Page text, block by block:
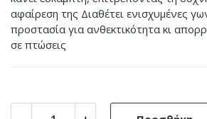
αφαίρεση της Διαθέτει ενισχυμένες
προστασία για ανθεκτικότητα κι
σε πτώσεις